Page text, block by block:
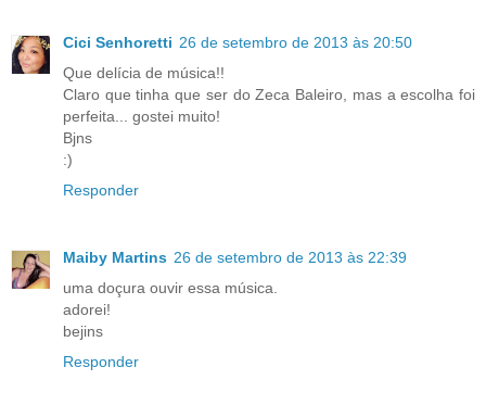
Cici Senhoretti 26 de setembro de 2013 às 20:50
Que delícia de música!!
Claro que tinha que ser do Zeca Baleiro, mas a escolha foi
perfeita... gostei muito!
Bjns
:)
Responder
Maiby Martins 26 de setembro de 2013 às 22:39
uma doçura ouvir essa música.
adorei!
bejins
Responder